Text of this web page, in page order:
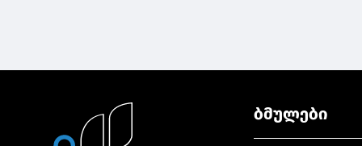
ბმულები